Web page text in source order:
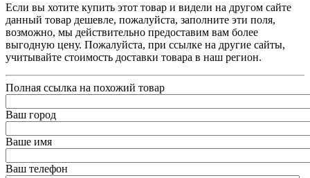
Если вы хотите купить этот товар и видели на другом сайте
данный товар дешевле, пожалуйста, заполните эти поля,
возможно, мы действительно предоставим вам более
выгодную цену. Пожалуйста, при ссылке на другие сайты,
учитывайте стоимость доставки товара в наш регион.
Полная ссылка на похожий товар
Ваш город
Ваше имя
Ваш телефон